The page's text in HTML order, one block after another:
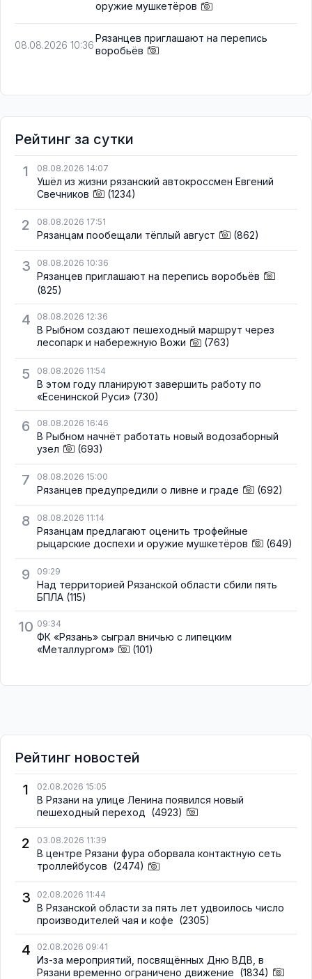
оружие мушкетёров
08.08.2026 10:36
Рязанцев приглашают на перепись
воробьёв
Рейтинг за сутки
1
08.08.2026 14:07
Ушёл из жизни рязанский автокроссмен Евгений
Свечников
(1234)
2 08.08.2026 17:51
Рязанцам пообещали тёплый август (862)
3 08.08.2026 10:36
Рязанцев приглашают на перепись воробьёв
(825)
4 08.08.2026 12:36
В Рыбном создают пешеходный маршрут через
лесопарк и набережную Вожи
(763)
5 08.08.2026 11:54
В этом году планируют завершить работу по
«Есенинской Руси» (730)
6 08.08.2026 16:46
В Рыбном начнёт работать новый водозаборный
узел
(693)
7 08.08.2026 15:00
Рязанцев предупредили о ливне и граде (692)
8 08.08.2026 11:14
Рязанцам предлагают оценить трофейные
рыцарские доспехи и оружие мушкетёров
(649)
9 09:29
Над территорией Рязанской области сбили пять
БПЛА (115)
10 09:34
ФК «Рязань» сыграл вничью с липецким
«Металлургом»
(101)
Рейтинг новостей
1
02.08.2026 15:05
В Рязани на улице Ленина появился новый
пешеходный переход (4923)
2 03.08.2026 11:39
В центре Рязани фура оборвала контактную сеть
троллейбусов (2474)
3 02.08.2026 11:44
В Рязанской области за пять лет удвоилось число
производителей чая и кофе (2305)
4 02.08.2026 09:41
Из-за мероприятий, посвящённых Дню ВДВ, в
Рязани временно ограничено движение (1834)